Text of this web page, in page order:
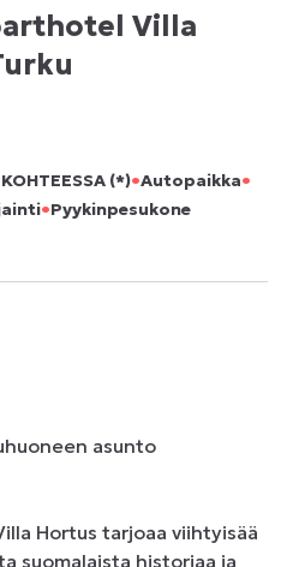
Villa
(*)•Autopaikka•
•Pyykinpesukone
asunto
Hortus tarjoaa viihtyisää
suomalaista historiaa ja